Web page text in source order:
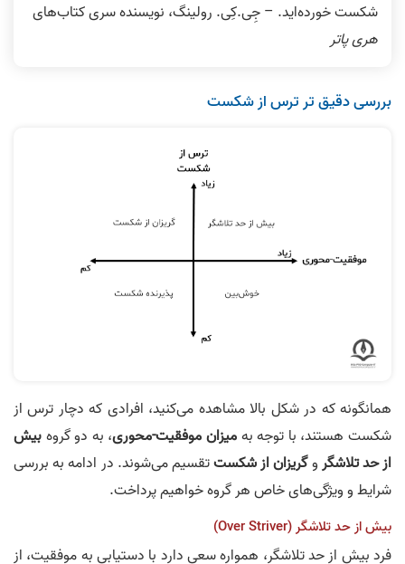
شکست خورده‌اید. – جِی.کِی. رولینگ، نویسنده سری کتاب‌های
هری پاتر
بررسی دقیق تر ترس از شکست
همانگونه که در شکل بالا مشاهده می‌کنید، افرادی که دچار ترس از
شکست هستند، با توجه بهمیزان موفقیت-محوری، به دو گروهبیش
از حد تلاشگروگریزان از شکستتقسیم می‌شوند. در ادامه به بررسی
شرایط و ویژگی‌های خاص هر گروه خواهیم پرداخت.
بیش از حد تلاشگر (Over Striver)
فرد بیش‌ از حد تلاشگر، همواره سعی دارد با دستیابی به موفقیت، از